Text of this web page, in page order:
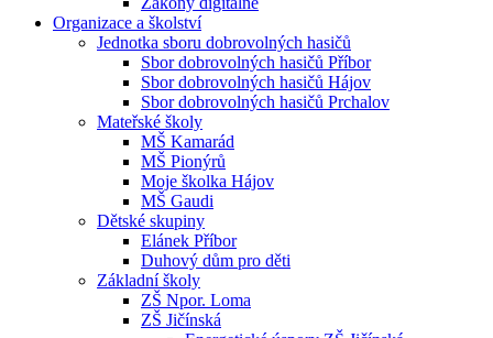
Organizace a školství
Jednotka sboru dobrovolných hasičů
Sbor dobrovolných hasičů Příbor
Sbor dobrovolných hasičů Hájov
Sbor dobrovolných hasičů Prchalov
Mateřské školy
MŠ Kamarád
MŠ Pionýrů
Moje školka Hájov
MŠ Gaudi
Dětské skupiny
Elánek Příbor
Duhový dům pro děti
Základní školy
ZŠ Npor. Loma
ZŠ Jičínská